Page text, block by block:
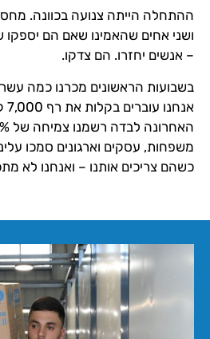
ההתחלה הייתה צנועה בכוונה.
ושני אחים שהאמינו שאם הם יספקו
– אנשים יחזרו. הם צדקו.
בשבועות הראשונים מכרנו כמה
משפחות, עסקים וארגונים סמכו
כשהם צריכים אותנו – ואנחנו לא